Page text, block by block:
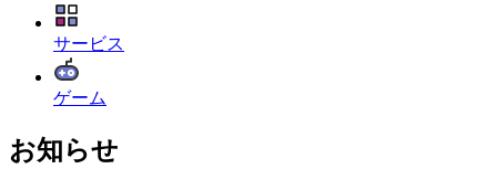
サービス
ゲーム
お知らせ